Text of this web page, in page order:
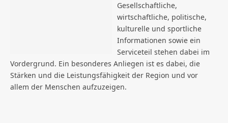
Gesellschaftliche,
wirtschaftliche, politische,
kulturelle und sportliche
Informationen sowie ein
Serviceteil stehen dabei im
Vordergrund. Ein besonderes Anliegen ist es dabei, die
Stärken und die Leistungsfähigkeit der Region und vor
allem der Menschen aufzuzeigen.